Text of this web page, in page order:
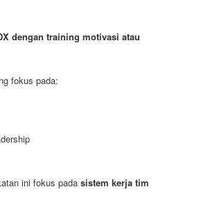
dengan training motivasi atau
fokus pada:
ini fokus padasistem kerja tim